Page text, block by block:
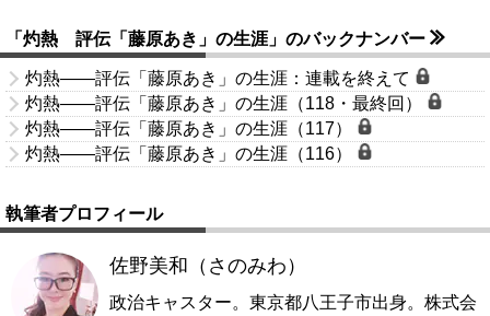
「灼熱 評伝「藤原あき」の生涯」のバックナンバー
灼熱――評伝「藤原あき」の生涯：連載を終えて
灼熱――評伝「藤原あき」の生涯（118・最終回）
灼熱――評伝「藤原あき」の生涯（117）
灼熱――評伝「藤原あき」の生涯（116）
執筆者プロフィール
佐野美和（さのみわ）
政治キャスター。東京都八王子市出身。株式会